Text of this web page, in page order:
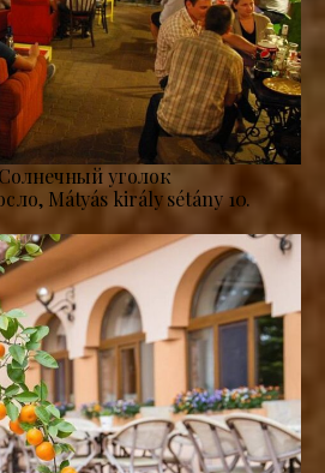
уголок
Mátyás király sétány 10.